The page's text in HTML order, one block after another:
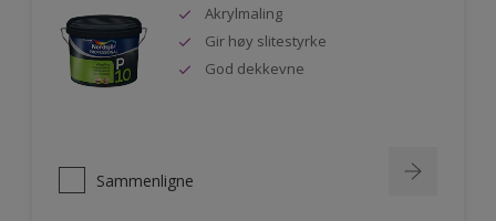
Akrylmaling
Gir høy slitestyrke
God dekkevne
Sammenligne